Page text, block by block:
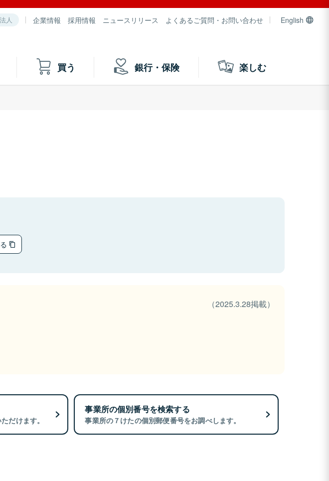
法人 企業情報 採用情報 ニュースリリース よくあるご質問・お問い合わせ English
買う 銀行・保険 楽しむ
（2025.3.28掲載）
だけます。
事業所の個別番号を検索する
事業所の７けたの個別郵便番号をお調べします。